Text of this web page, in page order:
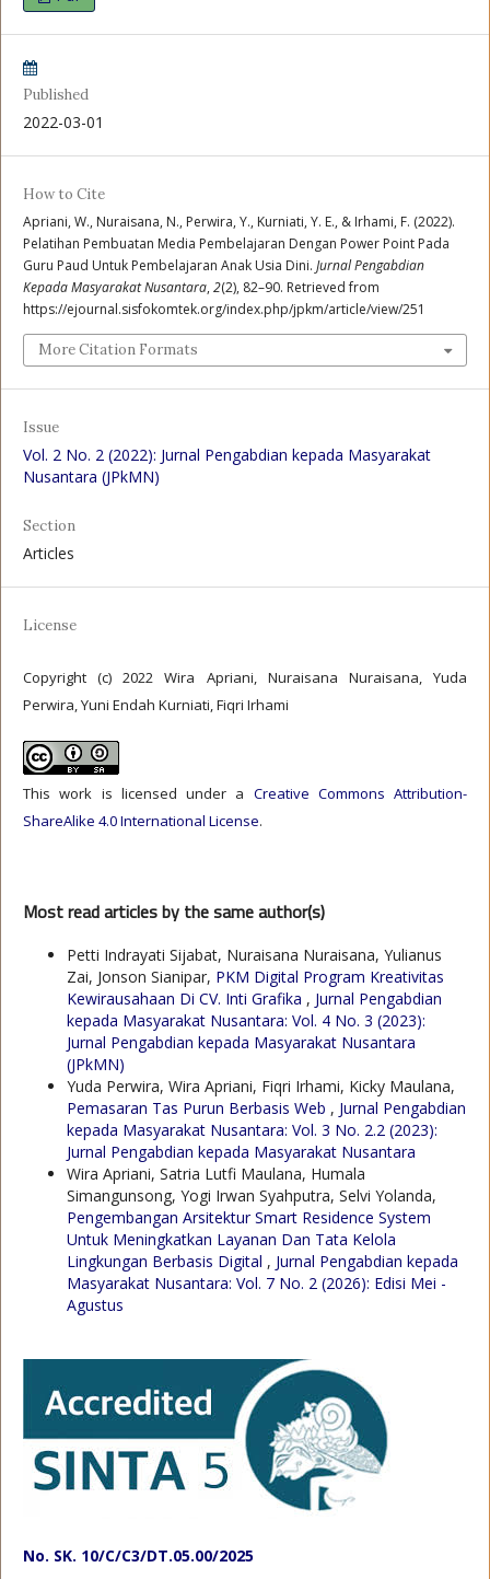
Published
2022-03-01
How to Cite
Apriani, W., Nuraisana, N., Perwira, Y., Kurniati, Y. E., & Irhami, F. (2022).
Pelatihan Pembuatan Media Pembelajaran Dengan Power Point Pada
Guru Paud Untuk Pembelajaran Anak Usia Dini. Jurnal Pengabdian
Kepada Masyarakat Nusantara, 2(2), 82–90. Retrieved from
https://ejournal.sisfokomtek.org/index.php/jpkm/article/view/251
More Citation Formats
Issue
Vol. 2 No. 2 (2022): Jurnal Pengabdian kepada Masyarakat
Nusantara (JPkMN)
Section
Articles
License
Copyright (c) 2022 Wira Apriani, Nuraisana Nuraisana, Yuda
Perwira, Yuni Endah Kurniati, Fiqri Irhami
This work is licensed under a Creative Commons Attribution-
ShareAlike 4.0 International License.
Most read articles by the same author(s)
Petti Indrayati Sijabat, Nuraisana Nuraisana, Yulianus
Zai, Jonson Sianipar, PKM Digital Program Kreativitas
Kewirausahaan Di CV. Inti Grafika , Jurnal Pengabdian
kepada Masyarakat Nusantara: Vol. 4 No. 3 (2023):
Jurnal Pengabdian kepada Masyarakat Nusantara
(JPkMN)
Yuda Perwira, Wira Apriani, Fiqri Irhami, Kicky Maulana,
Pemasaran Tas Purun Berbasis Web , Jurnal Pengabdian
kepada Masyarakat Nusantara: Vol. 3 No. 2.2 (2023):
Jurnal Pengabdian kepada Masyarakat Nusantara
Wira Apriani, Satria Lutfi Maulana, Humala
Simangunsong, Yogi Irwan Syahputra, Selvi Yolanda,
Pengembangan Arsitektur Smart Residence System
Untuk Meningkatkan Layanan Dan Tata Kelola
Lingkungan Berbasis Digital , Jurnal Pengabdian kepada
Masyarakat Nusantara: Vol. 7 No. 2 (2026): Edisi Mei -
Agustus
No. SK. 10/C/C3/DT.05.00/2025